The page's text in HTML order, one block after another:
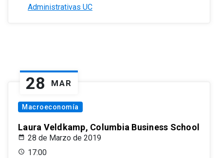
Administrativas UC
28 MAR
Macroeconomía
Laura Veldkamp, Columbia Business School
28 de Marzo de 2019
17:00